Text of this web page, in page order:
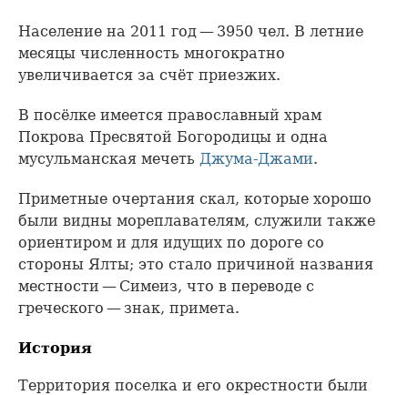
Население на 2011 год — 3950 чел. В летние
месяцы численность многократно
увеличивается за счёт приезжих.
В посёлке имеется православный храм
Покрова Пресвятой Богородицы и одна
мусульманская мечеть Джума-Джами.
Приметные очертания скал, которые хорошо
были видны мореплавателям, служили также
ориентиром и для идущих по дороге со
стороны Ялты; это стало причиной названия
местности — Симеиз, что в переводе с
греческого — знак, примета.
История
Территория поселка и его окрестности были